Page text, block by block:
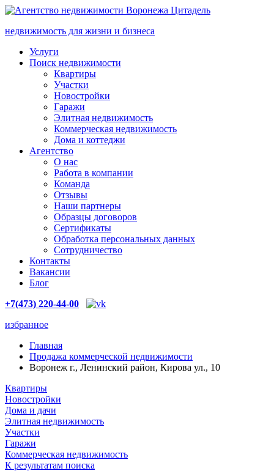
недвижимость для жизни и бизнеса
Услуги
Поиск недвижимости
Квартиры
Участки
Новостройки
Гаражи
Элитная недвижимость
Коммерческая недвижимость
Дома и коттеджи
Агентство
О нас
Работа в компании
Команда
Отзывы
Наши партнеры
Образцы договоров
Сертификаты
Обработка персональных данных
Сотрудничество
Контакты
Вакансии
Блог
+7(473) 220-44-00
избранное
Главная
Продажа коммерческой недвижимости
Воронеж г., Ленинский район, Кирова ул., 10
Квартиры
Новостройки
Дома и дачи
Элитная недвижимость
Участки
Гаражи
Коммерческая недвижимость
К результатам поиска